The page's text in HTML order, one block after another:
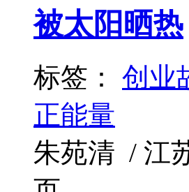
被太阳晒热
标签： 创业
正能量
朱苑清 / 江